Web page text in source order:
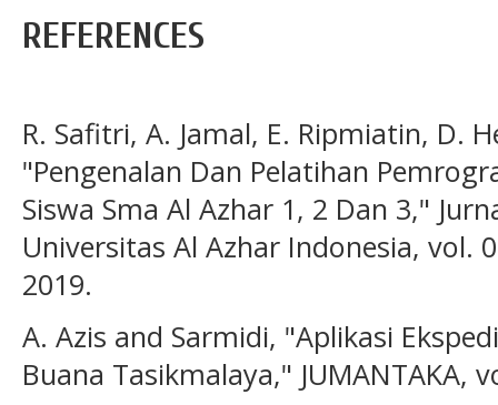
REFERENCES
R. Safitri, A. Jamal, E. Ripmiatin, D.
"Pengenalan Dan Pelatihan
Siswa Sma Al Azhar 1, 2 Dan 3,"
Universitas Al Azhar Indonesia, vol.
2019.
A. Azis and Sarmidi, "Aplikasi
Buana Tasikmalaya," JUMANTAKA,